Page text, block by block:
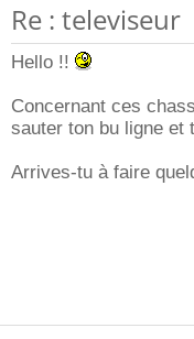
Re : televiseur
Hello !!
Concernant ces
sauter ton bu ligne et
Arrives-tu à faire